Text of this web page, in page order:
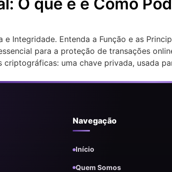
O que é e Como
e Integridade. Entenda a Função e as
para a proteção de transações
uma chave privada, usada
Navegação
Início
Quem Somos